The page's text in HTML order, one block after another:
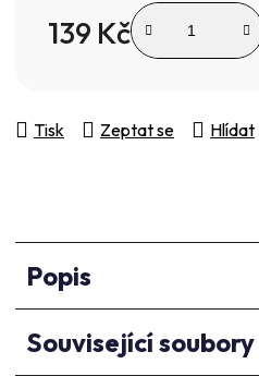
139 Kč
Tisk Zeptat se Hlídat
Popis
Související